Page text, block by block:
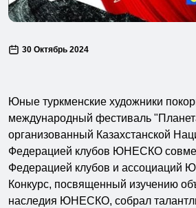
30 Октябрь 2024
Юные туркменские художники
международный фестиваль
организованный Казахстанской
Федерацией клубов ЮНЕСКО
Федерацией клубов и ассоциаций
Конкурс, посвященный изучению
наследия ЮНЕСКО, собрал